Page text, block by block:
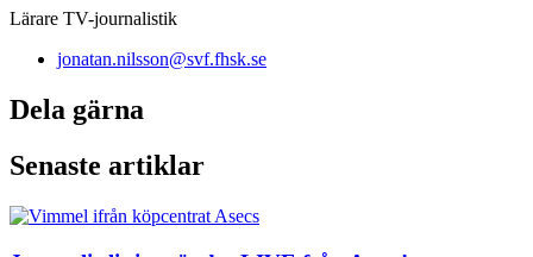
Lärare TV-journalistik
jonatan.nilsson@svf.fhsk.se
Dela gärna
Senaste artiklar